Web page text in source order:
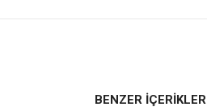
BENZER İÇERİKLER